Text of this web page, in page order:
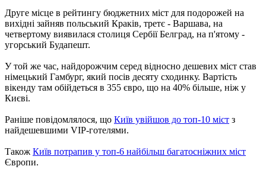
Друге місце в рейтингу бюджетних міст для подорожей на
вихідні зайняв польський Краків, третє - Варшава, на
четвертому виявилася столиця Сербії Белград, на п'ятому -
угорський Будапешт.
У той же час, найдорожчим серед відносно дешевих міст став
німецький Гамбург, який посів десяту сходинку. Вартість
вікенду там обійдеться в 355 євро, що на 40% більше, ніж у
Києві.
Раніше повідомлялося, що Київ увійшов до топ-10 міст з
найдешевшими VIP-готелями.
Також Київ потрапив у топ-6 найбільш багатосніжних міст
Європи.